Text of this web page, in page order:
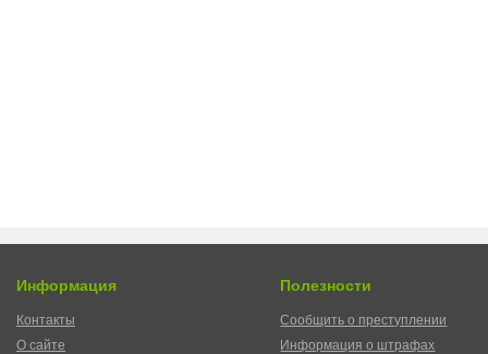
Информация
Контакты
О сайте
Полезности
Сообщить о преступлении
Информация о штрафах